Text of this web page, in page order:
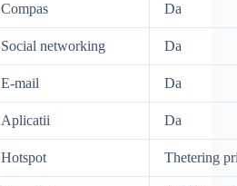
Compas Da
Social networking Da
E-mail Da
Aplicatii Da
Hotspot Thetering